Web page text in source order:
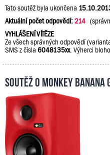
Tato soutěž byla ukončena
Aktuální počet odpovědí:214
VYHLÁŠENÍ VÍTĚZE
Ze všech správných odpovědí
SMS z čísla 6048135xx. Výherci
Soutěž o Monkey Banana